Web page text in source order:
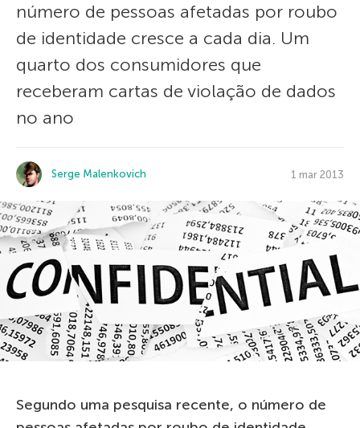
número de pessoas afetadas por roubo
de identidade cresce a cada dia. Um
quarto dos consumidores que
receberam cartas de violação de dados
no ano
Serge Malenkovich 1 mar 2013
Segundo uma pesquisa recente, o número de